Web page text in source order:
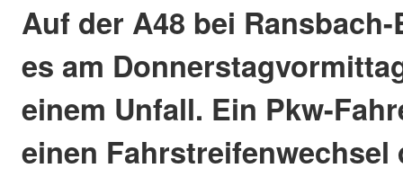
Auf der A48 bei
es am
einem Unfall. Ein Pkw-
einen